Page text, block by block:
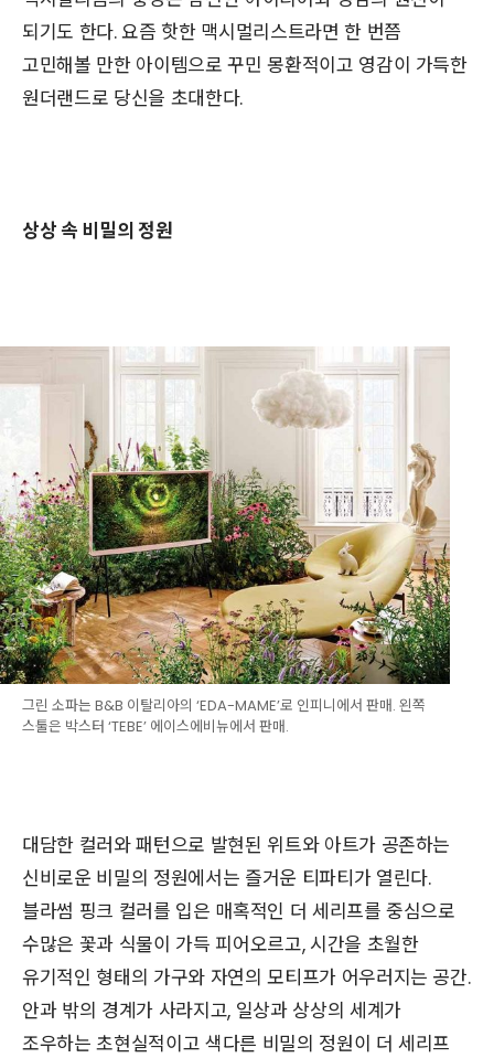
되기도 한다. 요즘 핫한 맥시멀리스트라면 한 번쯤
고민해볼 만한 아이템으로 꾸민 몽환적이고 영감이 가득한
원더랜드로 당신을 초대한다.
상상 속 비밀의 정원
그린 소파는 B&B 이탈리아의 ‘EDA-MAME’로 인피니에서 판매. 왼쪽
스툴은 박스터 ‘TEBE’ 에이스에비뉴에서 판매.
대담한 컬러와 패턴으로 발현된 위트와 아트가 공존하는
신비로운 비밀의 정원에서는 즐거운 티파티가 열린다.
블라썸 핑크 컬러를 입은 매혹적인 더 세리프를 중심으로
수많은 꽃과 식물이 가득 피어오르고, 시간을 초월한
유기적인 형태의 가구와 자연의 모티프가 어우러지는 공간.
안과 밖의 경계가 사라지고, 일상과 상상의 세계가
조우하는 초현실적이고 색다른 비밀의 정원이 더 세리프